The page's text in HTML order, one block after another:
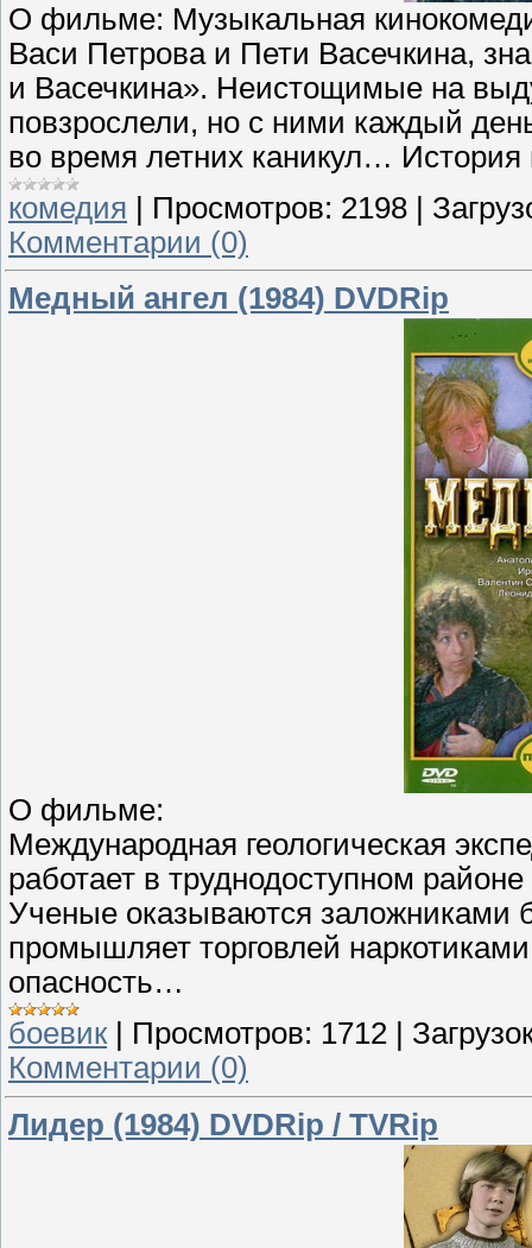
О фильме: Музыкальная
Васи Петрова и Пети Васечкина,
и Васечкина». Неистощимые на
повзрослели, но с ними каждый
во время летних каникул…
комедия | Просмотров: 2198 |
Комментарии (0)
Медный ангел (1984) DVDRip
О фильме:
Международная геологическая
работает в труднодоступном
Ученые оказываются заложниками
промышляет торговлей
опасность…
боевик
Просмотров: 1712
Комментарии (0)
Лидер (1984) DVDRip / TVRip